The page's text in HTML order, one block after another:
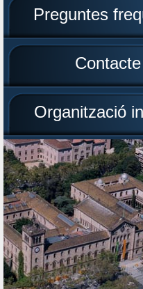
Preguntes
Contacte
Organització